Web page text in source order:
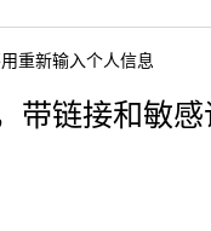
重新输入个人信息
带链接和敏